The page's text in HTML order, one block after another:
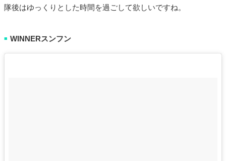
隊後はゆっくりとした時間を過ごして欲しいですね。
■ WINNERスンフン